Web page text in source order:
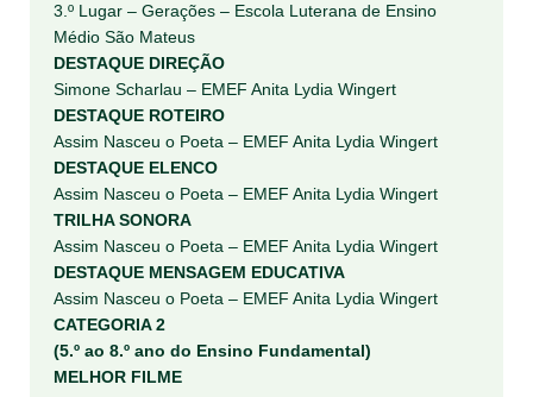
3.º Lugar – Gerações – Escola Luterana de Ensino
Médio São Mateus
DESTAQUE DIREÇÃO
Simone Scharlau – EMEF Anita Lydia Wingert
DESTAQUE ROTEIRO
Assim Nasceu o Poeta – EMEF Anita Lydia Wingert
DESTAQUE ELENCO
Assim Nasceu o Poeta – EMEF Anita Lydia Wingert
TRILHA SONORA
Assim Nasceu o Poeta – EMEF Anita Lydia Wingert
DESTAQUE MENSAGEM EDUCATIVA
Assim Nasceu o Poeta – EMEF Anita Lydia Wingert
CATEGORIA 2
(5.º ao 8.º ano do Ensino Fundamental)
MELHOR FILME